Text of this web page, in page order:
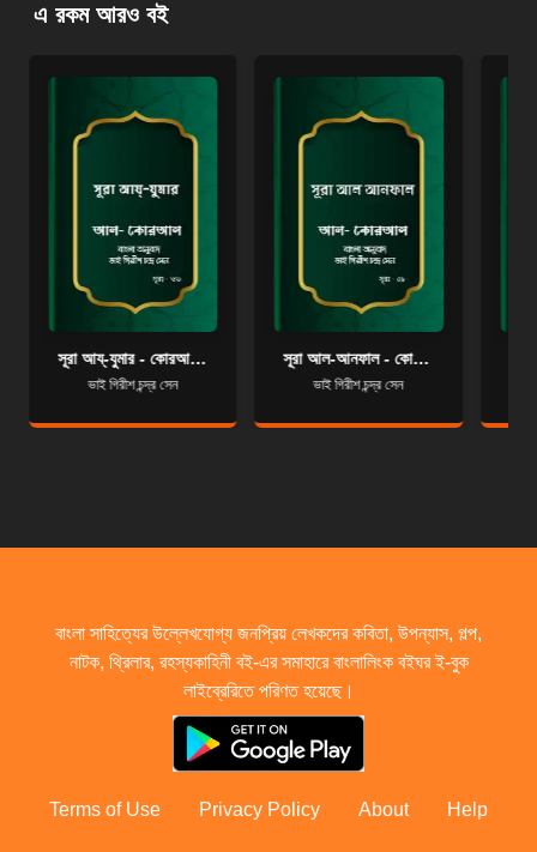
এ রকম আরও বই
সূরা আয্‌-যুমার - কোরআন শরীফ বাংলা অনুবাদ - সূরা ৩৯
ভাই গিরীশ চন্দ্র সেন
সূরা আল-আনফাল - কোরআন শরীফ বাংলা অনুবাদ - সূরা ৮
ভাই গিরীশ চন্দ্র সেন
বাংলা সাহিত্যের উল্লেখযোগ্য জনপ্রিয় লেখকদের কবিতা, উপন্যাস, গল্প,
নাটক, থ্রিলার, রহস্যকাহিনী বই-এর সমাহারে বাংলালিংক বইঘর ই-বুক
লাইব্রেরিতে পরিণত হয়েছে।
Terms of Use Privacy Policy About Help